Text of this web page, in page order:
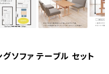
ソファ テーブル セット